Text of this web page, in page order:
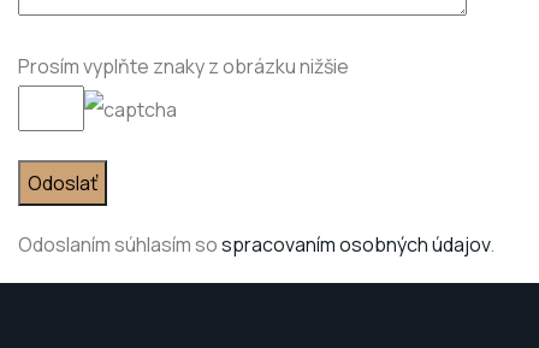
Prosím vyplňte znaky z obrázku nižšie
Odoslaním súhlasím sospracovaním osobných údajov.